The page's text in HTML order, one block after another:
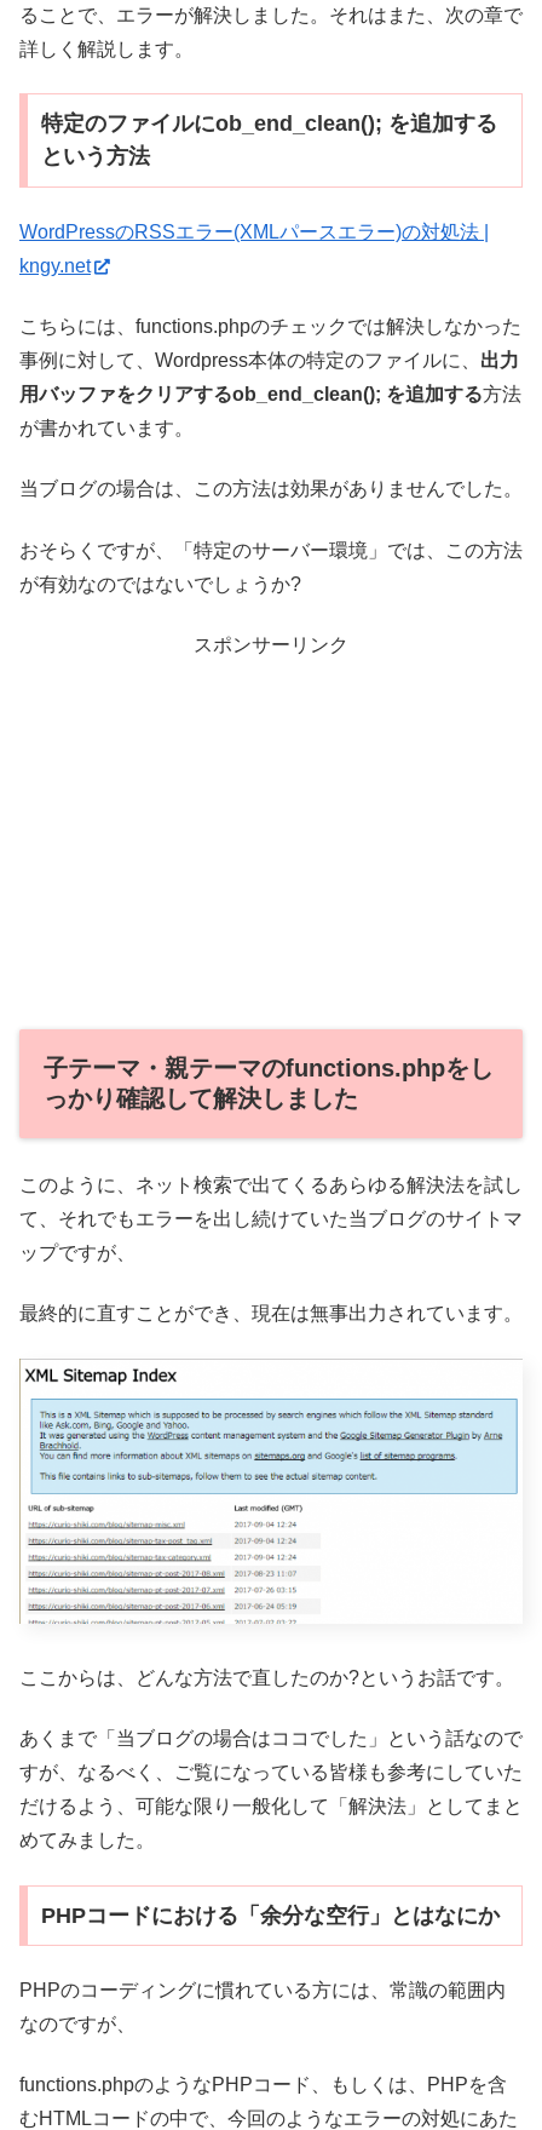
ることで、エラーが解決しました。それはまた、次の章で
詳しく解説します。
特定のファイルにob_end_clean(); を追加する
という方法
WordPressのRSSエラー(XMLパースエラー)の対処法 |
kngy.net
こちらには、functions.phpのチェックでは解決しなかった
事例に対して、Wordpress本体の特定のファイルに、 出力
用バッファをクリアするob_end_clean(); を追加する方法
が書かれています。
当ブログの場合は、この方法は効果がありませんでした。
おそらくですが、「特定のサーバー環境」では、この方法
が有効なのではないでしょうか?
スポンサーリンク
子テーマ・親テーマのfunctions.phpをし
っかり確認して解決しました
このように、ネット検索で出てくるあらゆる解決法を試し
て、それでもエラーを出し続けていた当ブログのサイトマ
ップですが、
最終的に直すことができ、現在は無事出力されています。
ここからは、どんな方法で直したのか?というお話です。
あくまで「当ブログの場合はココでした」という話なので
すが、なるべく、ご覧になっている皆様も参考にしていた
だけるよう、可能な限り一般化して「解決法」としてまと
めてみました。
PHPコードにおける「余分な空行」とはなにか
PHPのコーディングに慣れている方には、常識の範囲内
なのですが、
functions.phpのようなPHPコード、もしくは、PHPを含
むHTMLコードの中で、今回のようなエラーの対処にあた